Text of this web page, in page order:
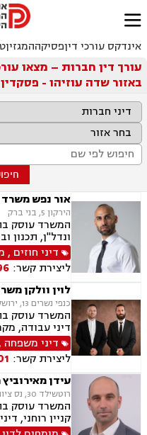

אינדקס עורכי דיןפסיקההמגזין
עורך דין חברות – מצאו
באזור שדה עוזיהו - פסקדין
אור נפש
הירקון 5, בני ברק
המשרד עוסק
ונדל"ן, תכנון
ליקויי בנייה
רכישה, עסקאות
קרקעות,
ומשקים
הריסה, רישום
ביהודה
רכוש.
דיני חוזים ,
ליצירת קשר:
לוין וולקן
כנפי נשרים 13, ירושלים
המשרד עוסק
דיני עבודה,
דיני משפחה
ליצירת קשר:
עידן
רוטשילד 30, נס ציונה
המשרד עוסק
קניין רוחני,